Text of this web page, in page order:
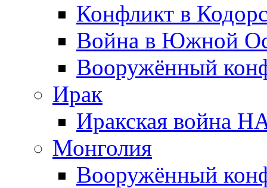
Конфликт в
Война в Южной
Вооружённый
Ирак
Иракская война
Монголия
Вооружённый